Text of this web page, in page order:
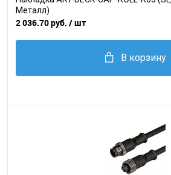
Металл)
2 036.70 руб. / шт
В корзину